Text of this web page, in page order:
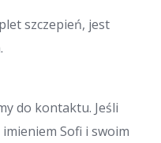
szczepień, jest
do kontaktu. Jeśli
Sofi i swoim